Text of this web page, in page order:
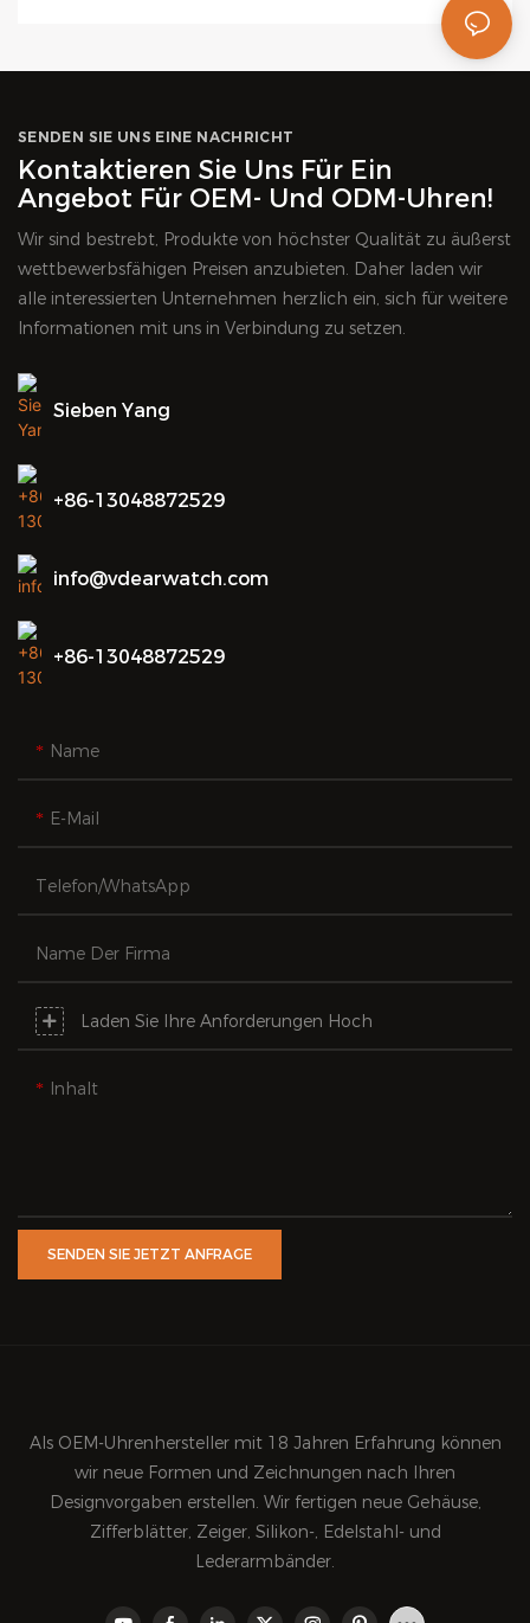
SENDEN SIE UNS EINE NACHRICHT
Kontaktieren Sie Uns Für Ein
Angebot Für OEM- Und ODM-Uhren!
Wir sind bestrebt, Produkte von höchster Qualität zu äußerst
wettbewerbsfähigen Preisen anzubieten. Daher laden wir
alle interessierten Unternehmen herzlich ein, sich für weitere
Informationen mit uns in Verbindung zu setzen.
Sieben Yang
+86-13048872529
info@vdearwatch.com
+86-13048872529
Name
E-Mail
Telefon/WhatsApp
Name Der Firma
Laden Sie Ihre Anforderungen Hoch
Inhalt
SENDEN SIE JETZT ANFRAGE
Als OEM-Uhrenhersteller mit 18 Jahren Erfahrung können
wir neue Formen und Zeichnungen nach Ihren
Designvorgaben erstellen. Wir fertigen neue Gehäuse,
Zifferblätter, Zeiger, Silikon-, Edelstahl- und
Lederarmbänder.